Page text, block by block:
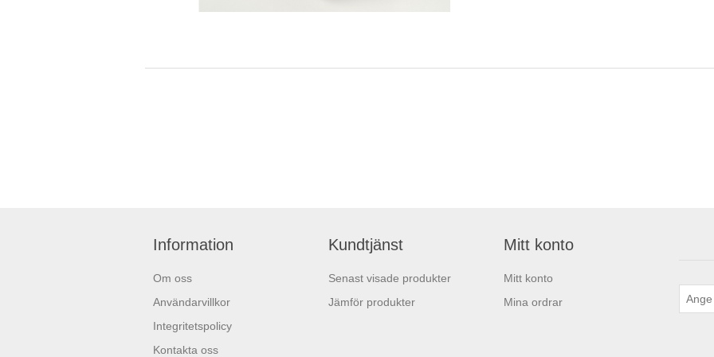
Information
Om oss
Användarvillkor
Integritetspolicy
Kontakta oss
Kundtjänst
Senast visade produkter
Jämför produkter
Mitt konto
Mitt konto
Mina ordrar